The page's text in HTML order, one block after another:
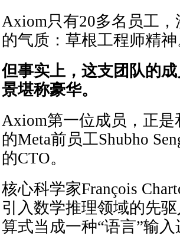
Axiom只有20多名员工
的气质：草根工程师精神
但事实上，这支团队的
景堪称豪华。
Axiom第一位成员，正
的Meta前员工Shubho
的CTO。
核心科学家François
引入数学推理领域的先
算式当成一种“语言”输